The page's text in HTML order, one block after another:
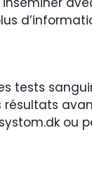
tests
résultats
ou